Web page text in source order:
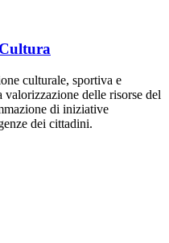
culturale, sportiva e
delle risorse del
di iniziative
dei cittadini.